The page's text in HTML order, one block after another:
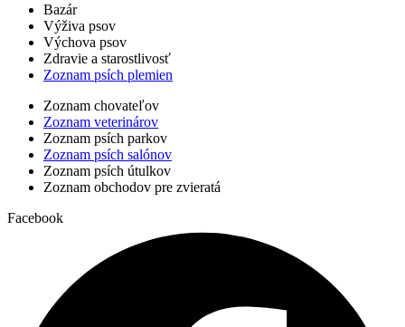
Bazár
Výživa psov
Výchova psov
Zdravie a starostlivosť
Zoznam psích plemien
Zoznam chovateľov
Zoznam veterinárov
Zoznam psích parkov
Zoznam psích salónov
Zoznam psích útulkov
Zoznam obchodov pre zvieratá
Facebook